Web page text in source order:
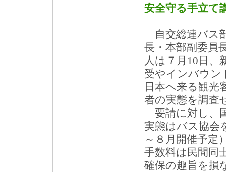
安全守る手立て
自交総連バス
長・本部副委員
人は７月10日、
受やインバウン
日本へ来る観光
者の実態を調査
要請に対し、
実態はバス協会
～８月開催予定
手数料は民間同
確保の趣旨を損